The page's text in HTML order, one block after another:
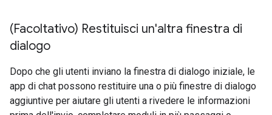
(Facoltativo) Restituisci un'altra finestra di
dialogo
Dopo che gli utenti inviano la finestra di dialogo iniziale, le
app di chat possono restituire una o più finestre di dialogo
aggiuntive per aiutare gli utenti a rivedere le informazioni